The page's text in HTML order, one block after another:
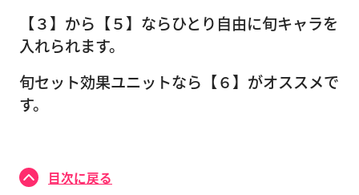
【３】から【５】ならひとり自由に旬キャラを
入れられます。
旬セット効果ユニットなら【６】がオススメで
す。
目次に戻る